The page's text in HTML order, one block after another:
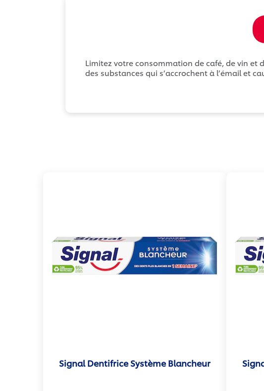
Limitez votre consommation de café, de vin et
des substances qui s’accrochent à l’émail et
Signal Dentifrice Système Blancheur